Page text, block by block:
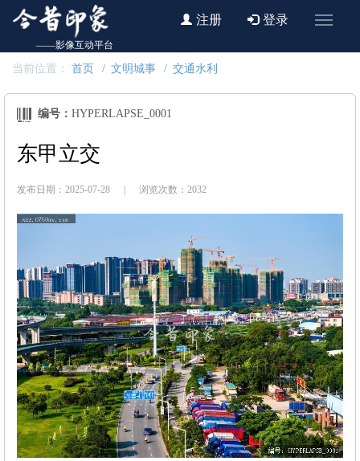
——影像互动平台
注册 登录
当前位置： 首页 文明城事 交通水利
编号： HYPERLAPSE_0001
东甲立交
发布日期：2025-07-28 | 浏览次数：2032